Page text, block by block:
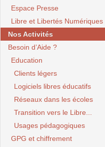
Espace Presse
Libre et Libertés Numériques
Nos Activités
Besoin d’Aide ?
Education
Clients légers
Logiciels libres éducatifs
Réseaux dans les écoles
Transition vers le Libre...
Usages pédagogiques
GPG et chiffrement